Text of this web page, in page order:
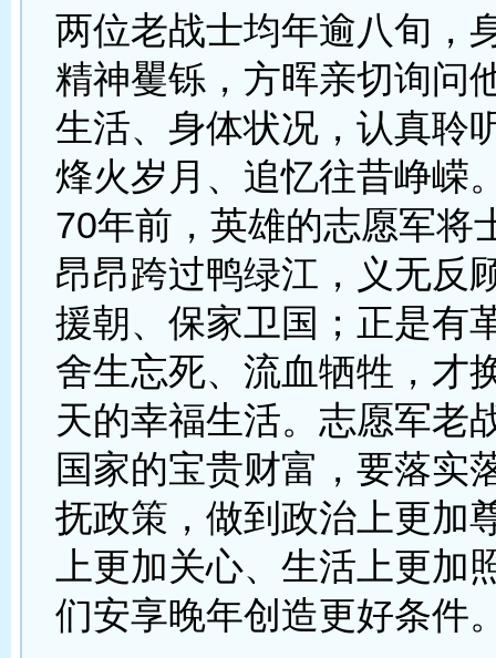
两位老战士均年逾八旬，
精神矍铄，方晖亲切询问
生活、身体状况，认真聆
烽火岁月、追忆往昔峥嵘
70年前，英雄的志愿军将
昂昂跨过鸭绿江，义无反
援朝、保家卫国；正是有
舍生忘死、流血牺牲，才
天的幸福生活。志愿军老
国家的宝贵财富，要落实
抚政策，做到政治上更加
上更加关心、生活上更加
们安享晚年创造更好条件